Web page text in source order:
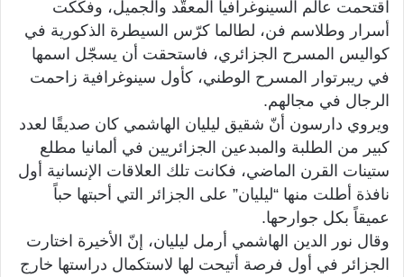
اقتحمت عالم السينوغرافيا المعقّد والجميل، وفكّكت
أسرار وطلاسم فن، لطالما كرّس السيطرة الذكورية في
كواليس المسرح الجزائري، فاستحقت أن يسجّل اسمها
في ريبرتوار المسرح الوطني، كأول سينوغرافية زاحمت
الرجال في مجالهم.
ويروي دارسون أنّ شقيق ليليان الهاشمي كان صديقًا لعدد
كبير من الطلبة والمبدعين الجزائريين في ألمانيا مطلع
ستينات القرن الماضي، فكانت تلك العلاقات الإنسانية أول
نافذة أطلت منها “ليليان” على الجزائر التي أحبتها حباً
عميقاً بكل جوارحها.
وقال نور الدين الهاشمي أرمل ليليان، إنّ الأخيرة اختارت
الجزائر في أول فرصة أتيحت لها لاستكمال دراستها خارج